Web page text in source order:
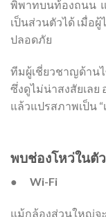
พิพาทบนท้องถนน
เป็นส่วนตัวได้ เมื่อ
ปลอดภัย
ทีมผู้เชี่ยวชาญด้านไ
ซึ่งดูไม่น่าสงสัยเลย
แล้วแปรสภาพเป็น
พบช่องโหว่ในตั
● Wi-Fi
แม้กล้องส่วนใหญ่จ